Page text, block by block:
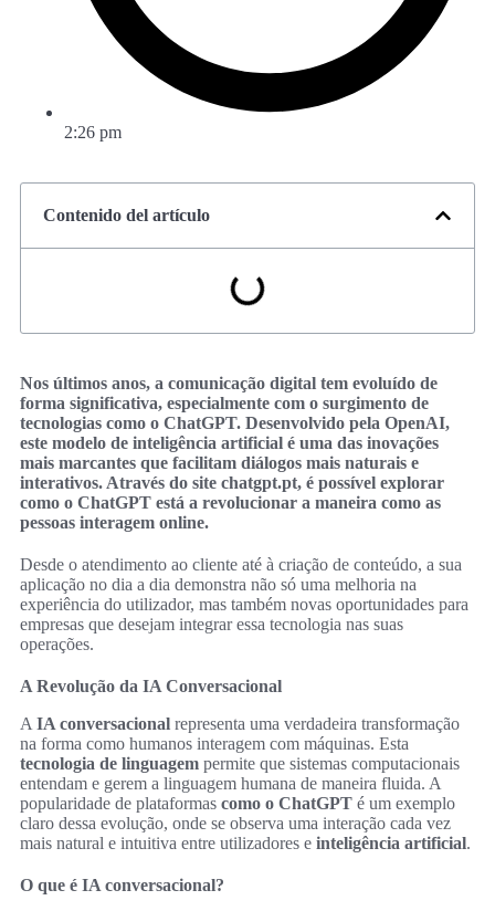
2:26 pm
Contenido del artículo
Nos últimos anos, a comunicação digital tem evoluído de
forma significativa, especialmente com o surgimento de
tecnologias como o ChatGPT. Desenvolvido pela OpenAI,
este modelo de inteligência artificial é uma das inovações
mais marcantes que facilitam diálogos mais naturais e
interativos. Através do site chatgpt.pt, é possível explorar
como o ChatGPT está a revolucionar a maneira como as
pessoas interagem online.
Desde o atendimento ao cliente até à criação de conteúdo, a sua
aplicação no dia a dia demonstra não só uma melhoria na
experiência do utilizador, mas também novas oportunidades para
empresas que desejam integrar essa tecnologia nas suas
operações.
A Revolução da IA Conversacional
A IA conversacional representa uma verdadeira transformação
na forma como humanos interagem com máquinas. Esta
tecnologia de linguagem permite que sistemas computacionais
entendam e gerem a linguagem humana de maneira fluida. A
popularidade de plataformas como o ChatGPT é um exemplo
claro dessa evolução, onde se observa uma interação cada vez
mais natural e intuitiva entre utilizadores e inteligência artificial.
O que é IA conversacional?